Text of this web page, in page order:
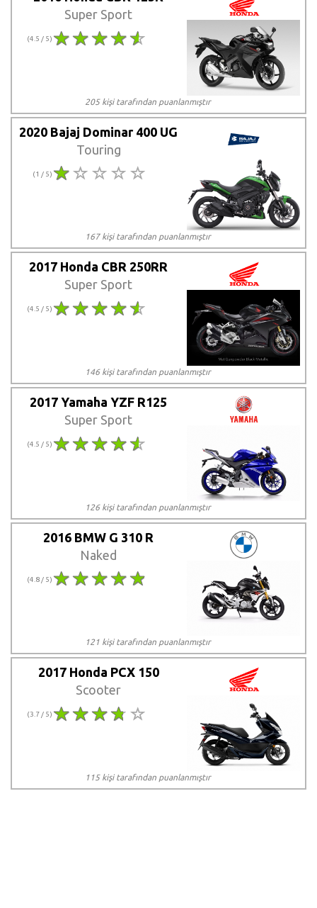
Super Sport
(4.5 / 5)
205 kişi tarafından puanlanmıştır
2020 Bajaj Dominar 400 UG
Touring
(1 / 5)
167 kişi tarafından puanlanmıştır
2017 Honda CBR 250RR
Super Sport
(4.5 / 5)
146 kişi tarafından puanlanmıştır
2017 Yamaha YZF R125
Super Sport
(4.5 / 5)
126 kişi tarafından puanlanmıştır
2016 BMW G 310 R
Naked
(4.8 / 5)
121 kişi tarafından puanlanmıştır
2017 Honda PCX 150
Scooter
(3.7 / 5)
115 kişi tarafından puanlanmıştır